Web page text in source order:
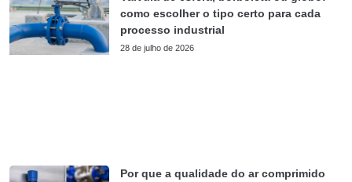
como escolher o tipo certo para cada
processo industrial
28 de julho de 2026
Por que a qualidade do ar comprimido